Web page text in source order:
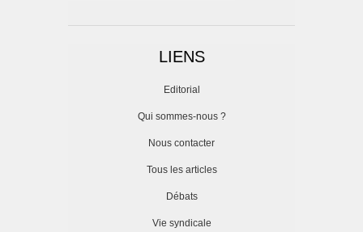
LIENS
Editorial
Qui sommes-nous ?
Nous contacter
Tous les articles
Débats
Vie syndicale